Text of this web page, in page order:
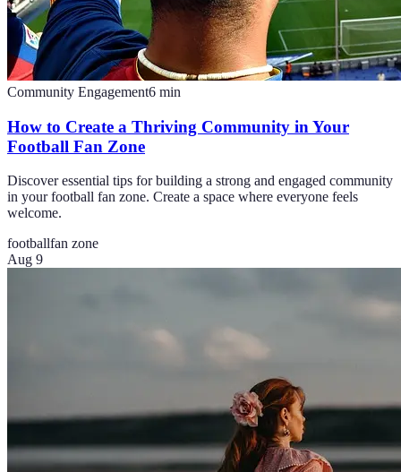
Community Engagement6 min
How to Create a Thriving Community in Your
Football Fan Zone
Discover essential tips for building a strong and engaged community
in your football fan zone. Create a space where everyone feels
welcome.
footballfan zone
Aug 9